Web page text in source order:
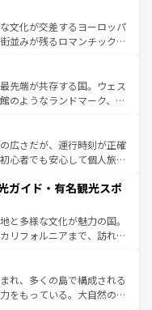
が異なるスペインはその個
訪れる人を魅了する。 なお、新着のスペイン情報は コ
。
。華麗な宮殿、歴史的な大
かな自然が、訪れる者を心
は美食の国としても知ら
るランス、プロヴァンスの
彩な楽しみ方が可能だ。さ
が溢れており、どの街角に
で全く異なる文化を体験で
のフランス情報はコンテンツ一覧
文化が交差するヨーロッパ
並みが残るロマンチック街
ても飽きることがない。ベ
ン州のアルプスの絶景、そ
いった風景は必見。ビール
い。 なお、新着の
を参照してほしい。
先端が共存する国。ウェス
のようなランドマーク、歴
また、優雅なアフタヌーン
ない英国パブ、サッカー観
体験も豊富。イギリスを旅
広さだが、運行時刻が正確
心者でも安心して個人旅行
イスならではのユニークな
けでなく町歩きも満喫する
いため物価も高いが、旅行
スもあり、うまく活用すれ
ガイド・有名観光スポ
と多様な文化が魅力の国。
リフォルニアまで、訪れる
ョッピング、エンターテイ
ポットだ。一方、アメリカ
ンドキャニオンやイエロー
れ、多くの島で構成される
をもっている。大自然の神